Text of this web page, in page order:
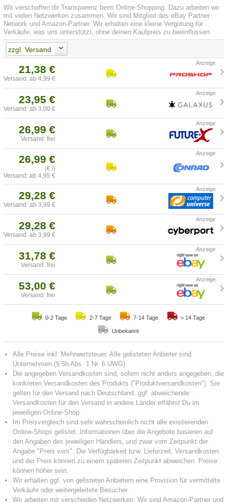
Wir verschaffen dir Transparenz beim Online-Shopping. Dazu arbeiten wir
mit vielen Netzwerken zusammen. Wir sind Mitglied des eBay Partner
Network und Amazon-Partner. Wir erhalten eine kleine Vergütung für
Verkäufe, was uns unterstützt, ohne deinen Kaufpreis zu beeinflussen.
zzgl. Versand
21,38 €
Versand: ab 4,99 €
23,95 €
Versand: ab 3,00 €
26,99 €
Versand: frei
26,99 €
(€ /)
Versand: ab 4,95 €
29,28 €
Versand: ab 3,99 €
29,28 €
Versand: ab 3,99 €
31,78 €
Versand: frei
53,00 €
Versand: frei
0-2 Tage 2-7 Tage 7-14 Tage > 14 Tage
Unbekannt